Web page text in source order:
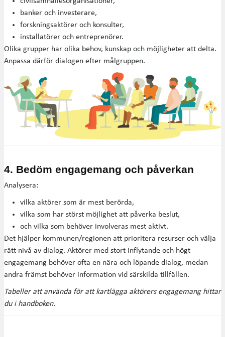
banker och investerare,
forskningsaktörer och konsulter,
installatörer och entreprenörer.
Olika grupper har olika behov, kunskap och möjligheter att delta.
Anpassa därför dialogen efter målgruppen.
4. Bedöm engagemang och påverkan
Analysera:
vilka aktörer som är mest berörda,
vilka som har störst möjlighet att påverka beslut,
och vilka som behöver involveras mest aktivt.
Det hjälper kommunen/regionen att prioritera resurser och välja
rätt nivå av dialog. Aktörer med stort inflytande och högt
engagemang behöver ofta en nära och löpande dialog, medan
andra främst behöver information vid särskilda tillfällen.
Tabeller att använda för att kartlägga aktörers engagemang hittar
du i handboken.